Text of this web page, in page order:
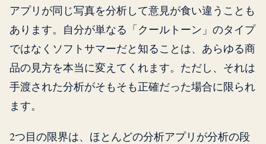
アプリが同じ写真を分析して意見が食い違うことも
あります。自分が単なる「クールトーン」のタイプ
ではなくソフトサマーだと知ることは、あらゆる商
品の見方を本当に変えてくれます。ただし、それは
手渡された分析がそもそも正確だった場合に限られ
ます。
2つ目の限界は、ほとんどの分析アプリが分析の段